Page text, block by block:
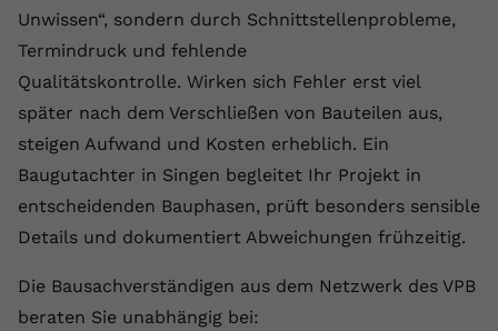
Unwissen“, sondern durch Schnittstellenprobleme,
Termindruck und fehlende
Qualitätskontrolle. Wirken sich Fehler erst viel
später nach dem Verschließen von Bauteilen aus,
steigen Aufwand und Kosten erheblich. Ein
Baugutachter in Singen begleitet Ihr Projekt in
entscheidenden Bauphasen, prüft besonders sensible
Details und dokumentiert Abweichungen frühzeitig.
Die Bausachverständigen aus dem Netzwerk des VPB
beraten Sie unabhängig bei: